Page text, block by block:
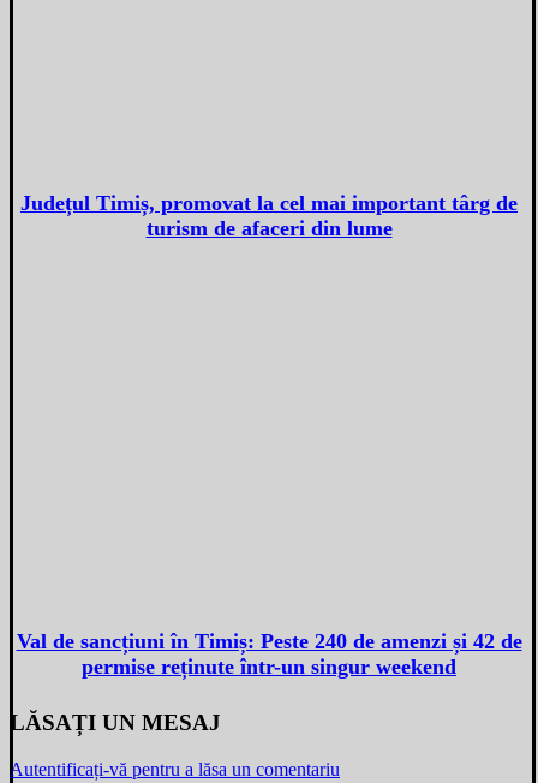
Județul Timiș, promovat la cel mai important târg de
turism de afaceri din lume
Val de sancțiuni în Timiș: Peste 240 de amenzi și 42 de
permise reținute într-un singur weekend
LĂSAȚI UN MESAJ
Autentificați-vă pentru a lăsa un comentariu